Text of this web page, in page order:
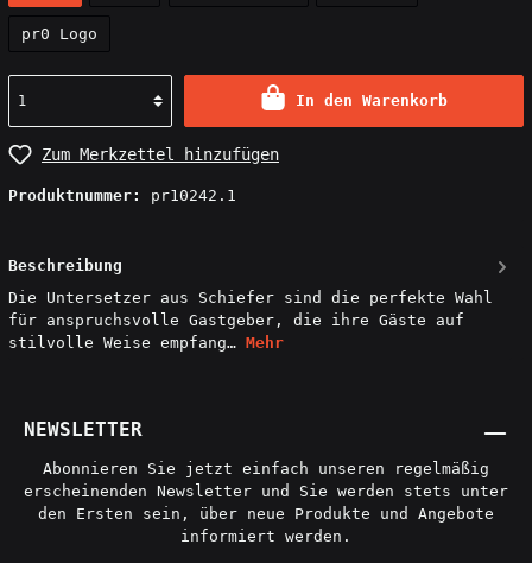
pr0 Logo
In den Warenkorb
Zum Merkzettel hinzufügen
Produktnummer: pr10242.1
Beschreibung
Die Untersetzer aus Schiefer sind die perfekte Wahl
für anspruchsvolle Gastgeber, die ihre Gäste auf
stilvolle Weise empfang… Mehr
NEWSLETTER
Abonnieren Sie jetzt einfach unseren regelmäßig
erscheinenden Newsletter und Sie werden stets unter
den Ersten sein, über neue Produkte und Angebote
informiert werden.